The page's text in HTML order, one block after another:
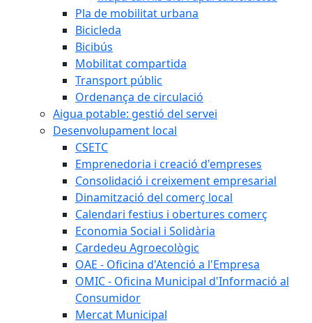
Pla de mobilitat urbana
Bicicleda
Bicibús
Mobilitat compartida
Transport públic
Ordenança de circulació
Aigua potable: gestió del servei
Desenvolupament local
CSETC
Emprenedoria i creació d'empreses
Consolidació i creixement empresarial
Dinamització del comerç local
Calendari festius i obertures comerç
Economia Social i Solidària
Cardedeu Agroecològic
OAE - Oficina d'Atenció a l'Empresa
OMIC - Oficina Municipal d'Informació al
Consumidor
Mercat Municipal